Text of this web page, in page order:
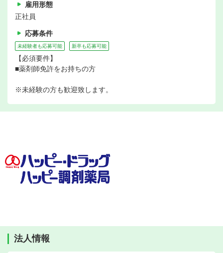
雇用形態
正社員
応募条件
未経験者も応募可能 新卒も応募可能
【必須要件】
■薬剤師免許をお持ちの方
※未経験の方も歓迎致します。
法人情報